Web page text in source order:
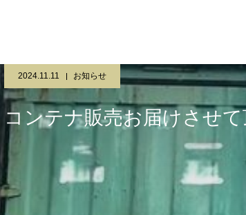
2024.11.11 お知らせ
コンテナ販売お届けさせ